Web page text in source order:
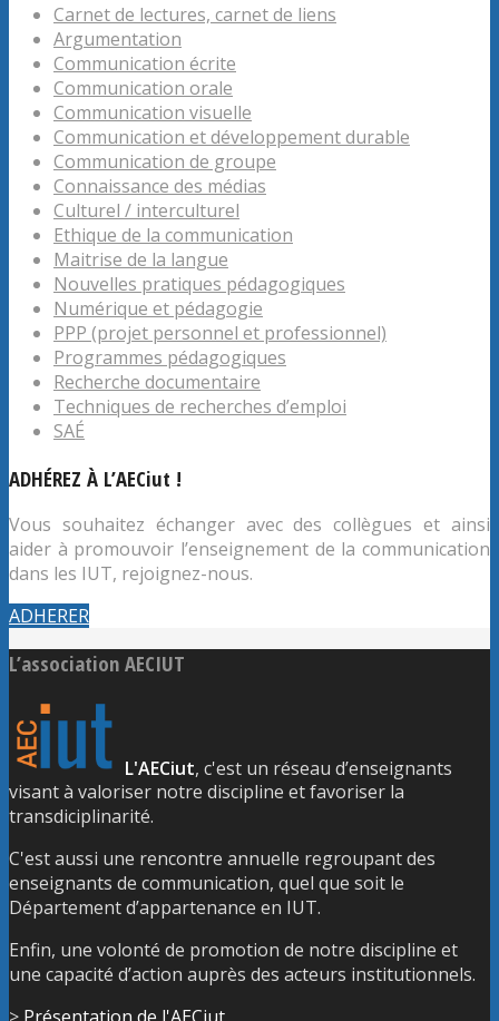
Carnet de lectures, carnet de liens
Argumentation
Communication écrite
Communication orale
Communication visuelle
Communication et développement durable
Communication de groupe
Connaissance des médias
Culturel / interculturel
Ethique de la communication
Maitrise de la langue
Nouvelles pratiques pédagogiques
Numérique et pédagogie
PPP (projet personnel et professionnel)
Programmes pédagogiques
Recherche documentaire
Techniques de recherches d’emploi
SAÉ
ADHÉREZ À L’AECiut !
Vous souhaitez échanger avec des collègues et ainsi
aider à promouvoir l’enseignement de la communication
dans les IUT, rejoignez-nous.
ADHERER
L’association AECIUT
L'AECiut, c'est un réseau d’enseignants
visant à valoriser notre discipline et favoriser la
transdiciplinarité.
C'est aussi une rencontre annuelle regroupant des
enseignants de communication, quel que soit le
Département d’appartenance en IUT.
Enfin, une volonté de promotion de notre discipline et
une capacité d’action auprès des acteurs institutionnels.